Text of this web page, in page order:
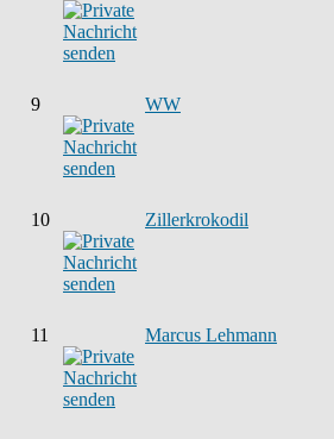
9 WW
10 Zillerkrokodil
11 Marcus Lehmann